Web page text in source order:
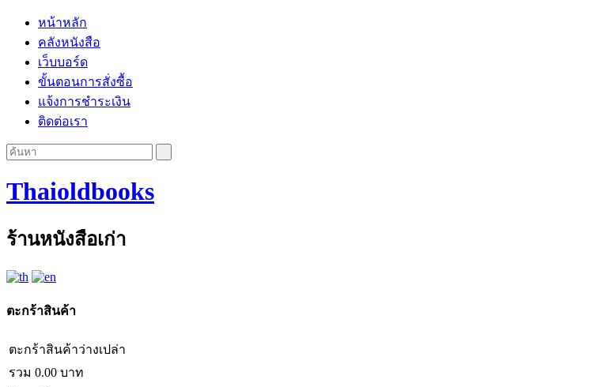
หน้าหลัก
คลังหนังสือ
เว็บบอร์ด
ขั้นตอนการสั่งซื้อ
แจ้งการชำระเงิน
ติดต่อเรา
Thaioldbooks
ร้านหนังสือเก่า
ตะกร้าสินค้า
ตะกร้าสินค้าว่างเปล่า
รวม 0.00 บาท